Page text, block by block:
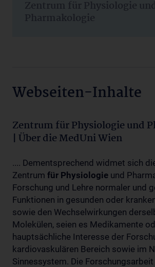
Zentrum für Physiologie und
Pharmakologie
Webseiten-Inhalte
Zentrum für Physiologie und
| Über die MedUni Wien
.... Dementsprechend widmet sich
Zentrum für Physiologie und
Forschung und Lehre normaler und
Funktionen in gesunden oder
sowie den Wechselwirkungen
Molekülen, seien es Medikamente
hauptsächliche Interesse der
kardiovaskulären Bereich sowie im
Sinnessystem. Die